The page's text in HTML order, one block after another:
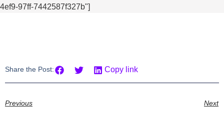
4ef9-97ff-7442587f327b"]
Share the Post: Copy link
Previous Next